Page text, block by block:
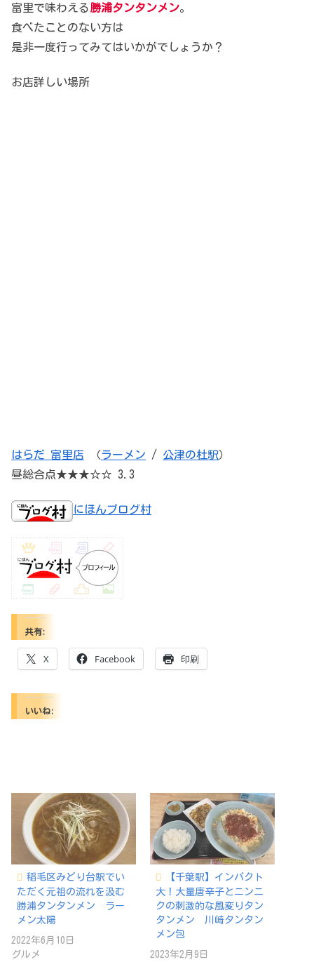
富里で味わえる勝浦タンタンメン。
食べたことのない方は
是非一度行ってみてはいかがでしょうか？
お店詳しい場所
はらだ 富里店 （ラーメン / 公津の杜駅）
昼総合点★★★☆☆ 3.3
にほんブログ村
共有:
X Facebook 印刷
いいね:
稲毛区みどり台駅でい
ただく元祖の流れを汲む
勝浦タンタンメン ラー
メン太陽
2022年6月10日
グルメ
【千葉駅】インパクト
大！大量唐辛子とニンニ
クの刺激的な風変りタン
タンメン 川崎タンタン
メン包
2023年2月9日